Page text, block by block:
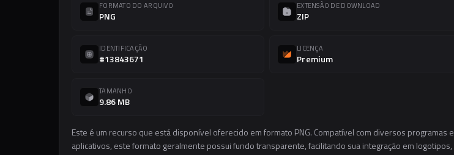
FORMATO DO ARQUIVO
PNG
EXTENSÃO DE DOWNLOAD
ZIP
IDENTIFICAÇÃO
#13843671
LICENÇA
Premium
TAMANHO
9.86 MB
Este é um recurso que está disponível oferecido em formato PNG. Compatível com diversos programas e
aplicativos, este formato geralmente possui fundo transparente, facilitando sua integração em logotipos,